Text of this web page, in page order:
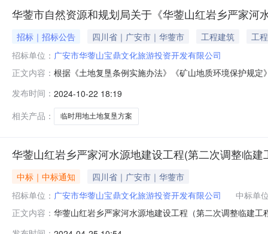
华蓥市自然资源和规划局关于《华蓥山红岩乡严家
招标｜招标公告 四川省｜广安市｜华蓥市 工程建筑
工程
招标单位： 广安市华蓥山宝鼎文化旅游投资开发有限公司
正文内容： 根据《土地复垦条例实施办法》《矿山地质环境保护规
地复垦方案（第二批次）报告书项目建设单位：广安市
建设工程临时用地土地复垦方案（第二批
发布时间： 2024-10-22 18:19
相关产品：
临时用地土地复垦方案
华蓥山红岩乡严家河水源地建设工程(第二次调整临
中标｜中标通知
四川省｜广安市｜华蓥市
招标单位： 广安市华蓥山宝鼎文化旅游投资开发有限公司
中标单
正文内容： 华蓥山红岩乡严家河水源地建设工程（第二次调整临建